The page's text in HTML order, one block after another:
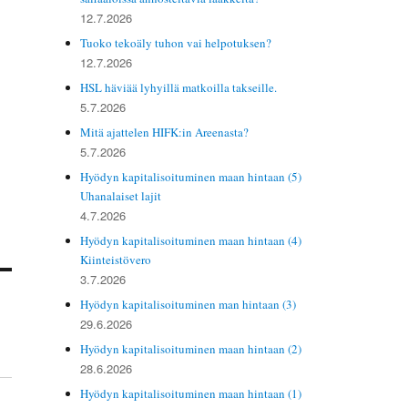
12.7.2026
Tuoko tekoäly tuhon vai helpotuksen?
12.7.2026
HSL häviää lyhyillä matkoilla takseille.
5.7.2026
Mitä ajattelen HIFK:in Areenasta?
5.7.2026
Hyödyn kapitalisoituminen maan hintaan (5)
Uhanalaiset lajit
4.7.2026
Hyödyn kapitalisoituminen maan hintaan (4)
Kiinteistövero
3.7.2026
Hyödyn kapitalisoituminen man hintaan (3)
29.6.2026
Hyödyn kapitalisoituminen maan hintaan (2)
28.6.2026
Hyödyn kapitalisoituminen maan hintaan (1)